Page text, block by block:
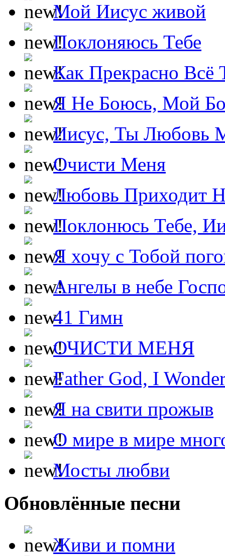
Мой Иисус живой
Поклоняюсь Тебе
Как Прекрасно Всё
Я Не Боюсь, Мой
Иисус, Ты Любовь
Очисти Меня
Любовь Приходит
Поклонюсь Тебе,
Я хочу с Тобой
Ангелы в небе
41 Гимн
ОЧИСТИ МЕНЯ
Father God, I
Я на свити прожыв
О мире в мире
Мосты любви
Обновлённые песни
Живи и помни